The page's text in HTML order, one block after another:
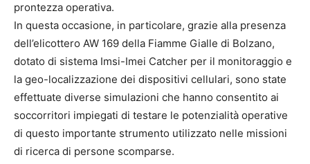
prontezza operativa.
In questa occasione, in particolare, grazie alla presenza
dell’elicottero AW 169 della Fiamme Gialle di Bolzano,
dotato di sistema Imsi-Imei Catcher per il monitoraggio e
la geo-localizzazione dei dispositivi cellulari, sono state
effettuate diverse simulazioni che hanno consentito ai
soccorritori impiegati di testare le potenzialità operative
di questo importante strumento utilizzato nelle missioni
di ricerca di persone scomparse.